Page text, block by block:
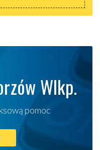
Wlkp.
pomoc